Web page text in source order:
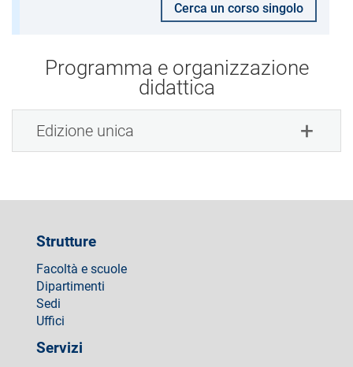
Cerca un corso singolo
Programma e organizzazione
didattica
Edizione unica
Strutture
Facoltà e scuole
Dipartimenti
Sedi
Uffici
Servizi